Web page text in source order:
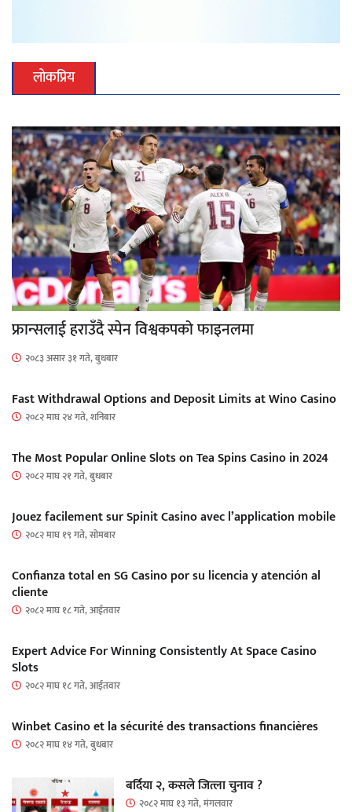
लोकप्रिय
फ्रान्सलाई हराउँदै स्पेन विश्वकपको फाइनलमा
२०८३ असार ३१ गते, बुधबार
Fast Withdrawal Options and Deposit Limits at Wino Casino
२०८२ माघ २४ गते, शनिबार
The Most Popular Online Slots on Tea Spins Casino in 2024
२०८२ माघ २१ गते, बुधबार
Jouez facilement sur Spinit Casino avec l’application mobile
२०८२ माघ १९ गते, सोमबार
Confianza total en SG Casino por su licencia y atención al
cliente
२०८२ माघ १८ गते, आईतवार
Expert Advice For Winning Consistently At Space Casino
Slots
२०८२ माघ १८ गते, आईतवार
Winbet Casino et la sécurité des transactions financières
२०८२ माघ १४ गते, बुधबार
बर्दिया २, कसले जित्ला चुनाव ?
२०८२ माघ १३ गते, मंगलवार